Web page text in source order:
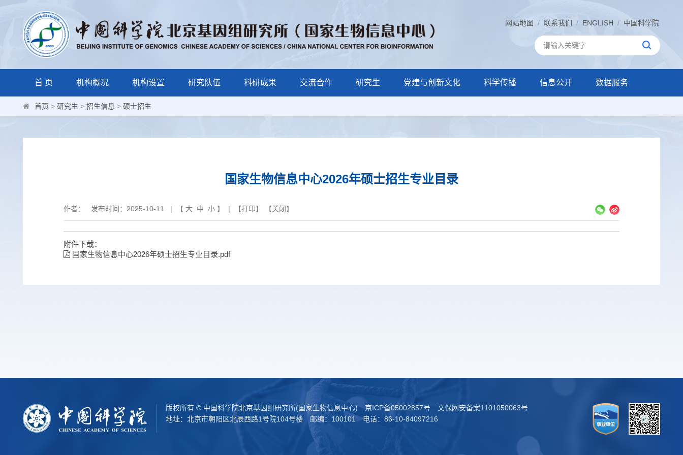
网站地图 / 联系我们 / ENGLISH / 中国科学院
首 页 机构概况 机构设置 研究队伍 科研成果 交流合作 研究生 党建与创新文化 科学传播 信息公开 数据服务
首页 > 研究生 > 招生信息 > 硕士招生
国家生物信息中心2026年硕士招生专业目录
作者： 发布时间：2025-10-11 | 【 大 中 小 】 | 【打印】 【关闭】
附件下载：
​国家生物信息中心2026年硕士招生专业目录.pdf
版权所有 © 中国科学院北京基因组研究所(国家生物信息中心)京ICP备05002857号
文保网安备案1101050063号
地址：北京市朝阳区北辰西路1号院104号楼 邮编：100101 电话：86-10-84097216